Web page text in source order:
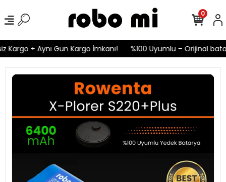
+ Aynı Gün Kargo İmkanı! %100 Uyumlu – Orijinal
0